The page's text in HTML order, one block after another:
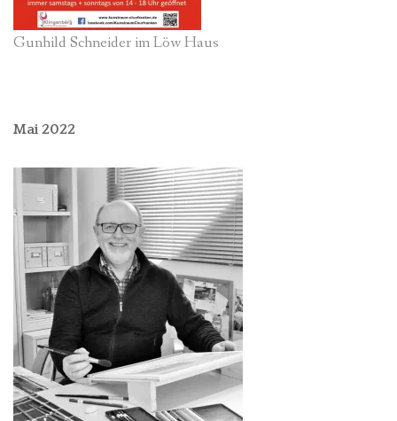
Gunhild Schneider im Löw Haus
Mai 2022